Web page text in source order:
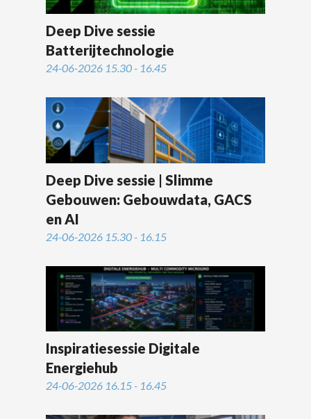
Deep Dive sessie
Batterijtechnologie
24-06-2026 15.30 - 16.45
Deep Dive sessie | Slimme
Gebouwen: Gebouwdata, GACS
en AI
24-06-2026 15.30 - 16.15
Inspiratiesessie Digitale
Energiehub
24-06-2026 16.15 - 16.45